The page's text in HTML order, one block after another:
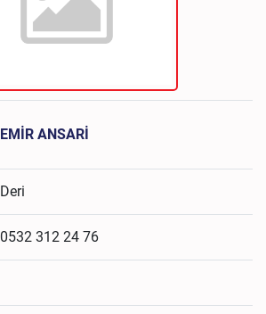
EMİR ANSARİ
Deri
0532 312 24 76